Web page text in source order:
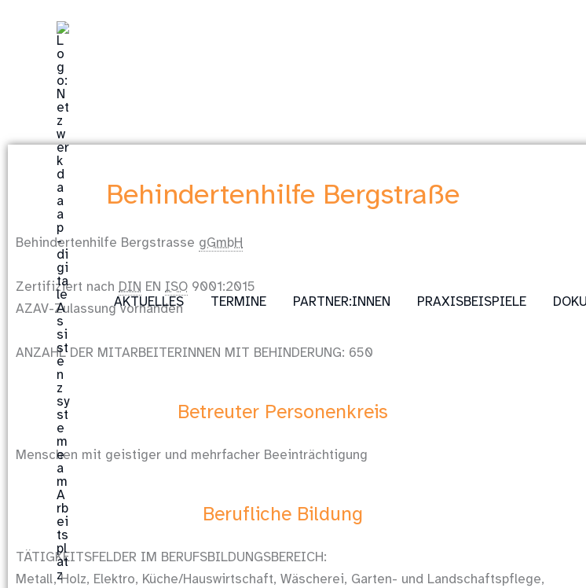
AKTUELLES TERMINE PARTNER:INNEN PRAXISBEISPIELE
Behindertenhilfe Bergstraße
Behindertenhilfe Bergstrasse gGmbH
Zertifiziert nach DIN EN ISO 9001:2015
AZAV-Zulassung vorhanden
ANZAHL DER MITARBEITERINNEN MIT BEHINDERUNG: 650
Betreuter Personenkreis
Menschen mit geistiger und mehrfacher Beeinträchtigung
Berufliche Bildung
TÄTIGKEITSFELDER IM BERUFSBILDUNGSBEREICH:
Metall, Holz, Elektro, Küche/Hauswirtschaft, Wäscherei, Garten- und Landschaftspflege,